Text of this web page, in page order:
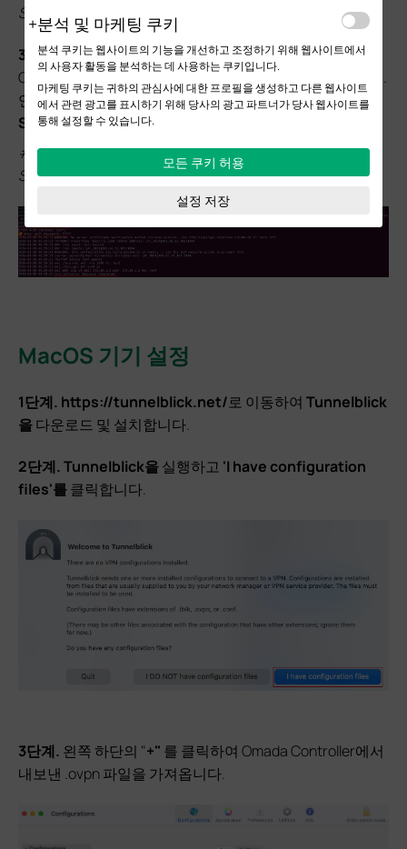
Site_2026-01-20-13-13.ovpn
3단계.다음 명령어를 참조하여 .ovpn 파일을 실행하고
OpenVPN 사용자의 사용자 이름과 비밀번호를 입력하세요.
연결이 성공적으로 구축되면 터미널에 "Initialization
Sequence Completed"가
#sudo openvpn --config ~/Downloads/VPN_Demo\
Site_2026-01-20-13-13.ovpn
MacOS 기기 설정
1단계. https://tunnelblick.net/로 이동하여 Tunnelblick
을다운로드 및 설치합니다.
2단계.Tunnelblick을실행하고 'I have configuration
files'를클릭합니다.
3단계. 왼쪽 하단의 "+" 를 클릭하여 Omada Controller에서
내보낸 .ovpn 파일을 가져옵니다.
분석 및 마케팅 쿠키
분석 쿠키는 웹사이트의 기능을 개선하고 조정하기 위해 웹사이트에서
의 사용자 활동을 분석하는 데 사용하는 쿠키입니다.
마케팅 쿠키는 귀하의 관심사에 대한 프로필을 생성하고 다른 웹사이트
에서 관련 광고를 표시하기 위해 당사의 광고 파트너가 당사 웹사이트를
통해 설정할 수 있습니다.
모든 쿠키 허용
설정 저장